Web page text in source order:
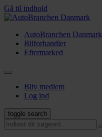
Gå til indhold
AutoBranchen Danmark
Bilforhandler
Eftermarked
Bliv medlem
Log ind
toggle search